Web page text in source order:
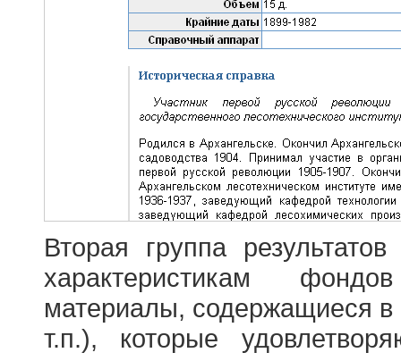
Вторая группа
характеристикам
материалы, содержащиеся в
т.п.), которые